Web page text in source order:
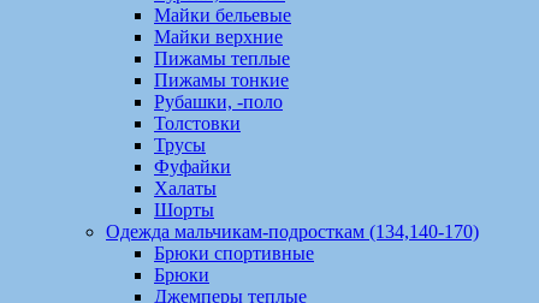
Майки бельевые
Майки верхние
Пижамы теплые
Пижамы тонкие
Рубашки, -поло
Толстовки
Трусы
Фуфайки
Халаты
Шорты
Одежда мальчикам-подросткам (134,140-170)
Брюки спортивные
Брюки
Джемперы теплые